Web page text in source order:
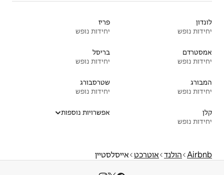
פריז
יחידות נופש
בריסל
יחידות נופש
שטרסבורג
יחידות נופש
אפשרויות נוספות